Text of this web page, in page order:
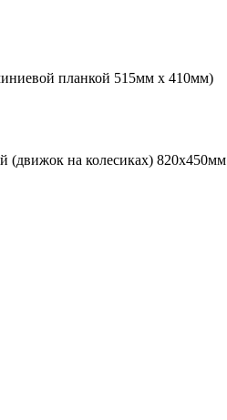
планкой 515мм х 410мм)
(движок на колесиках) 820х450мм